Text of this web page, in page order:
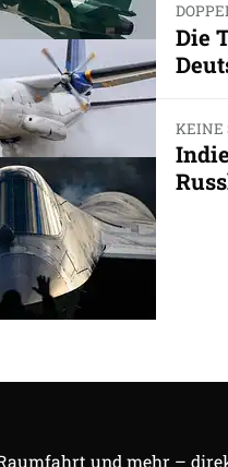
Die
KEINE
und mehr –